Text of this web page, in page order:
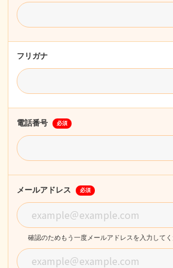
フリガナ
電話番号 必須
メールアドレス 必須
確認のためもう一度メールアドレスを入力してく